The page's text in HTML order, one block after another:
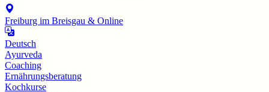
Freiburg im Breisgau & Online
Deutsch
Ayurveda
Coaching
Ernährungsberatung
Kochkurse